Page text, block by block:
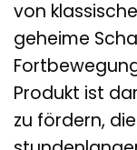
von
geheime
Produkt ist
zu fördern,